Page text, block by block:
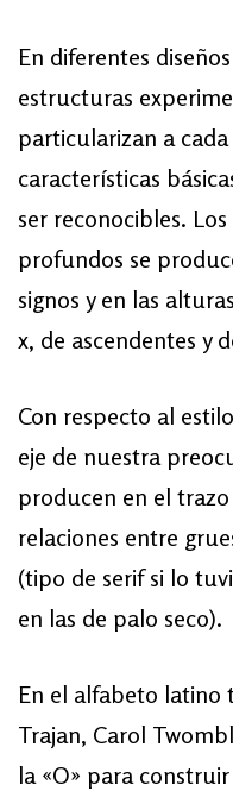
En diferentes
estructuras
particularizan a
características
ser reconocibles.
profundos se
signos y en las
x, de ascendentes y
Con respecto al
eje de nuestra
producen en el
relaciones entre
(tipo de serif si lo
en las de palo seco).
En el alfabeto
Trajan, Carol
la «O» para